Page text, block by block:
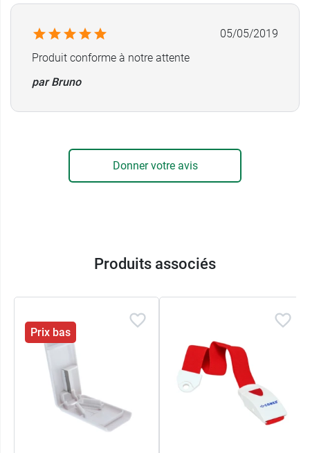
chirurgiens dentaires, lecrachoir jetablepermet
au patient de rincer sa bouche durant
l'intervention.
05/05/2019
Produit conforme à notre attente
par Bruno
Donner votre avis
Produits associés
Prix bas